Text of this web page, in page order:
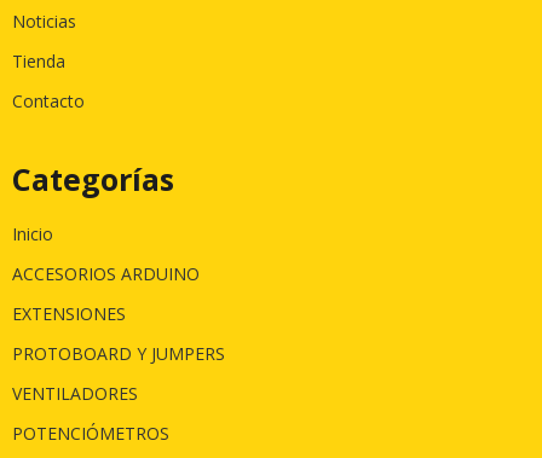
Noticias
Tienda
Contacto
Categorías
Inicio
ACCESORIOS ARDUINO
EXTENSIONES
PROTOBOARD Y JUMPERS
VENTILADORES
POTENCIÓMETROS